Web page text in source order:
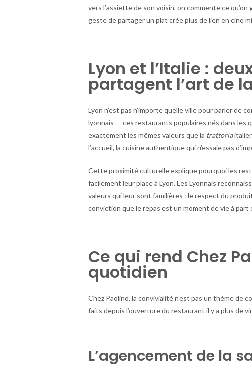
vers l’assiette de son voisin, on commente ce
geste de partager un plat crée plus de lien en cinq
Lyon et l’Italie :
partagent l’art de
Lyon n’est pas n’importe quelle ville pour parler de
lyonnais — ces restaurants populaires nés dans les
exactement les mêmes valeurs que la trattoria
l’accueil, la cuisine authentique qui n’essaie pas
Cette proximité culturelle explique pourquoi les
facilement leur place à Lyon. Les Lyonnais
valeurs qui leur sont familières : le respect du
conviction que le repas est un moment de vie à part
Ce qui rend Chez
quotidien
Chez Paolino, la convivialité n’est pas un thème de
faits depuis l’ouverture du restaurant il y a plus de
L’agencement de la